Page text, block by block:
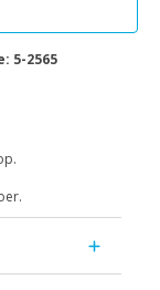
5-2565